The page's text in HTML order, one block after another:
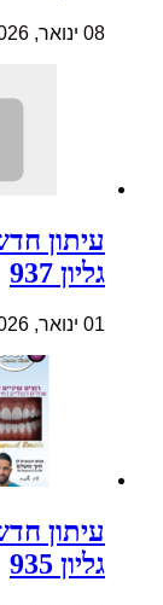
08 ינואר, 2026
עיתון
גליון 937
01 ינואר, 2026
עיתון
גליון 935